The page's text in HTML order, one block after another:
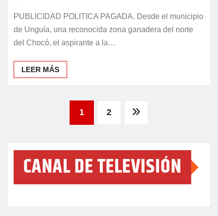
PUBLICIDAD POLITICA PAGADA. Desde el municipio
de Unguía, una reconocida zona ganadera del norte
del Chocó, el aspirante a la…
LEER MÁS
Paginación
de
entradas
1 2
CANAL DE TELEVISIÓN